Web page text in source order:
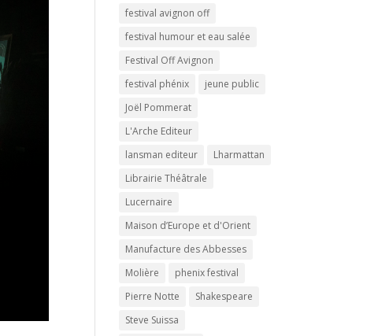
festival avignon off
festival humour et eau salée
Festival Off Avignon
festival phénix
jeune public
Joël Pommerat
L'Arche Editeur
lansman editeur
Lharmattan
Librairie Théâtrale
Lucernaire
Maison d’Europe et d'Orient
Manufacture des Abbesses
Molière
phenix festival
Pierre Notte
Shakespeare
Steve Suissa